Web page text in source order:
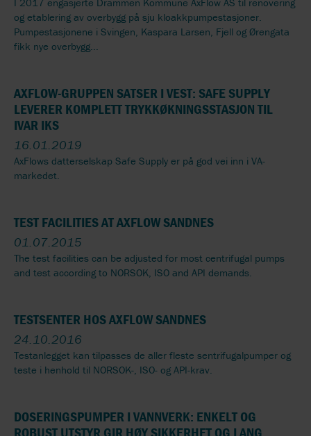
og etablering av overbygg på sju kloakkpumpestasjoner.
Pumpestasjonene i Svingen, Kaspara Larsen, Fjell og Ørengata
fikk nye overbygg...
AXFLOW-GRUPPEN SATSER I VEST: SAFE SUPPLY
LEVERER KOMPLETT TRYKKØKNINGSSTASJON TIL
IVAR IKS
16.01.2019
AxFlows datterselskap Safe Supply er på god vei inn i VA-
markedet.
TEST FACILITIES AT AXFLOW SANDNES
01.07.2015
The test facilities can be adjusted for most centrifugal pumps
and test according to NORSOK, ISO and API demands.
TESTSENTER HOS AXFLOW SANDNES
24.10.2016
Testanlegget kan tilpasses de aller fleste sentrifugalpumper og
teste i henhold til NORSOK-, ISO- og API-krav.
DOSERINGSPUMPER I VANNVERK: ENKELT OG
ROBUST UTSTYR GIR HØY SIKKERHET OG LANG